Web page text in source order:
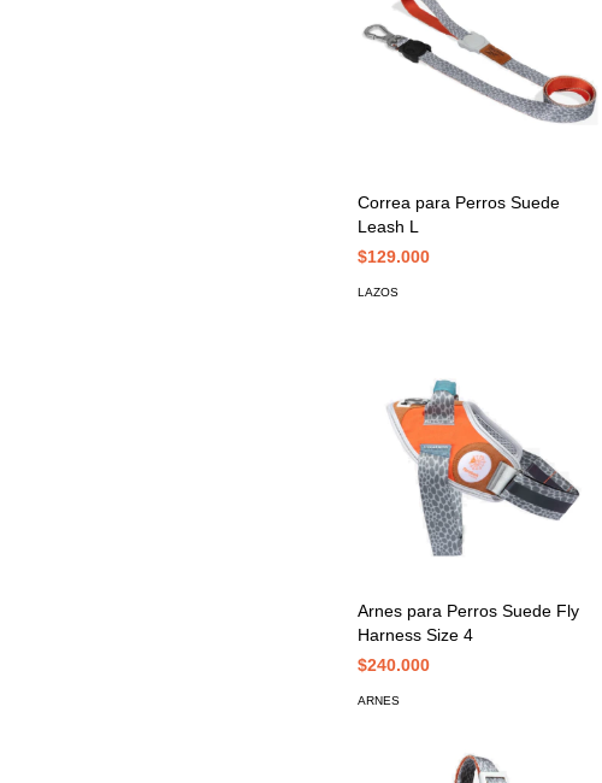
Correa para Perros Suede
Leash L
$129.000
LAZOS
Arnes para Perros Suede Fly
Harness Size 4
$240.000
ARNES